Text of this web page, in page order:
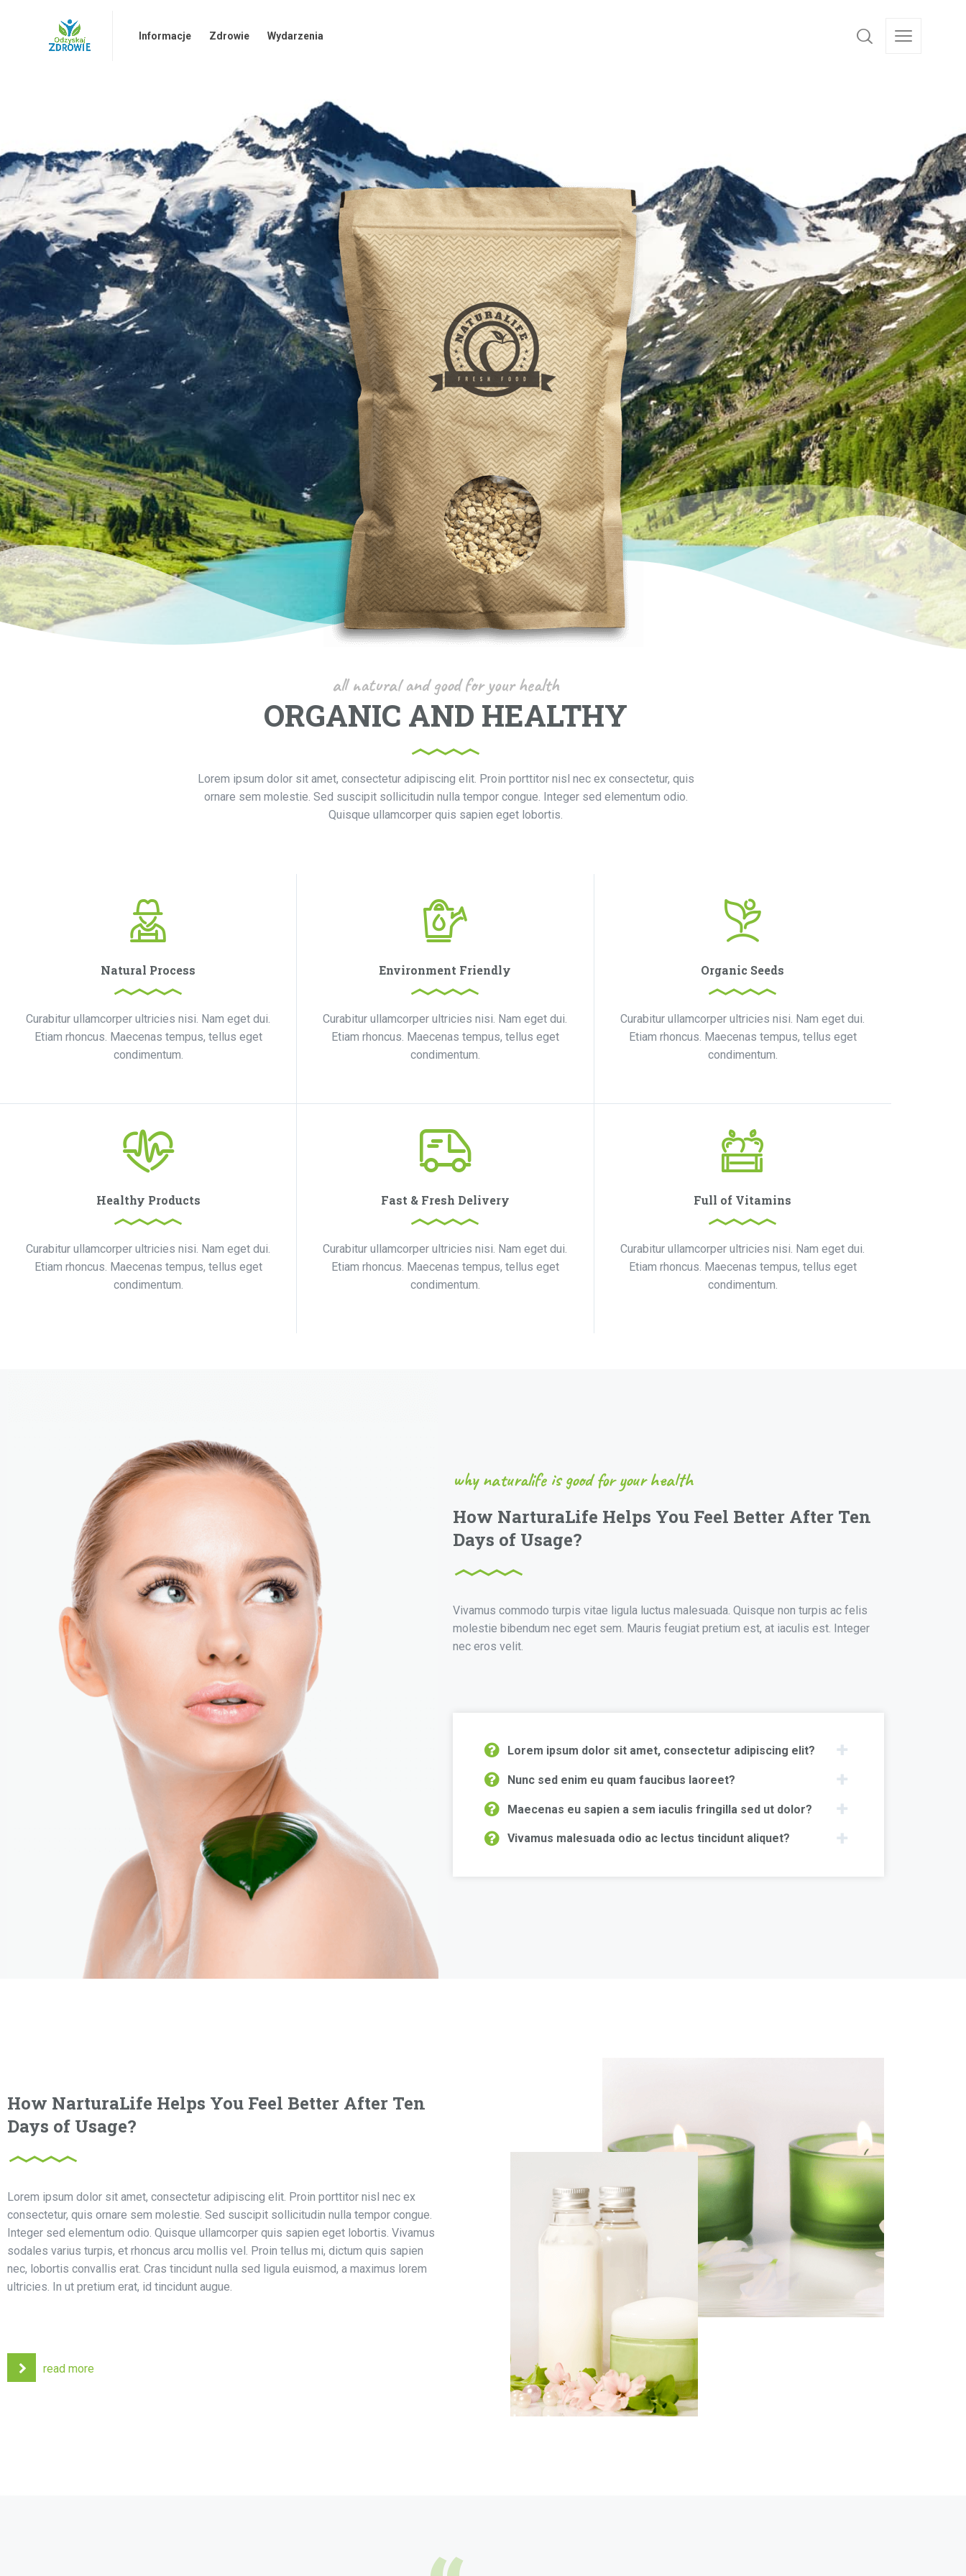
Informacje Zdrowie Wydarzenia
all natural and good for your health
ORGANIC AND HEALTHY
Lorem ipsum dolor sit amet, consectetur adipiscing elit. Proin porttitor nisl nec ex consectetur, quis
ornare sem molestie. Sed suscipit sollicitudin nulla tempor congue. Integer sed elementum odio.
Quisque ullamcorper quis sapien eget lobortis.
Natural Process
Curabitur ullamcorper ultricies nisi. Nam eget dui.
Etiam rhoncus. Maecenas tempus, tellus eget
condimentum.
Environment Friendly
Curabitur ullamcorper ultricies nisi. Nam eget dui.
Etiam rhoncus. Maecenas tempus, tellus eget
condimentum.
Organic Seeds
Curabitur ullamcorper ultricies nisi. Nam eget dui.
Etiam rhoncus. Maecenas tempus, tellus eget
condimentum.
Healthy Products
Curabitur ullamcorper ultricies nisi. Nam eget dui.
Etiam rhoncus. Maecenas tempus, tellus eget
condimentum.
Fast & Fresh Delivery
Curabitur ullamcorper ultricies nisi. Nam eget dui.
Etiam rhoncus. Maecenas tempus, tellus eget
condimentum.
Full of Vitamins
Curabitur ullamcorper ultricies nisi. Nam eget dui.
Etiam rhoncus. Maecenas tempus, tellus eget
condimentum.
why naturalife is good for your health
How NarturaLife Helps You Feel Better After Ten
Days of Usage?
Vivamus commodo turpis vitae ligula luctus malesuada. Quisque non turpis ac felis
molestie bibendum nec eget sem. Mauris feugiat pretium est, at iaculis est. Integer
nec eros velit.
Lorem ipsum dolor sit amet, consectetur adipiscing elit?
Nunc sed enim eu quam faucibus laoreet?
Maecenas eu sapien a sem iaculis fringilla sed ut dolor?
Vivamus malesuada odio ac lectus tincidunt aliquet?
How NarturaLife Helps You Feel Better After Ten
Days of Usage?
Lorem ipsum dolor sit amet, consectetur adipiscing elit. Proin porttitor nisl nec ex
consectetur, quis ornare sem molestie. Sed suscipit sollicitudin nulla tempor congue.
Integer sed elementum odio. Quisque ullamcorper quis sapien eget lobortis. Vivamus
sodales varius turpis, et rhoncus arcu mollis vel. Proin tellus mi, dictum quis sapien
nec, lobortis convallis erat. Cras tincidunt nulla sed ligula euismod, a maximus lorem
ultricies. In ut pretium erat, id tincidunt augue.
read more